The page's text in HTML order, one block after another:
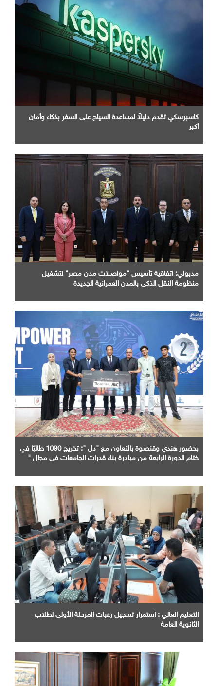
كاسبرسكي تقدم دليلاً لمساعدة السياح على السفر بذكاء وأمان
أكبر
مدبولي: اتفاقية تأسيس "مواصلات مدن مصر" لتشغيل
منظومة النقل الذكي بالمدن العمرانية الجديدة
بحضور هندي وقنصوة بالتعاون مع "دل ": تخريج 1090 طالبًا في
ختام الدورة الرابعة من مبادرة بناء قدرات الجامعات في مجال "
التعليم العالي : استمرار تسجيل رغبات المرحلة الأولى لطلاب
الثانوية العامة